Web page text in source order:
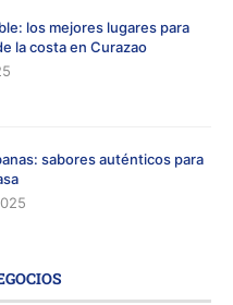
los mejores lugares para
la costa en Curazao
sabores auténticos para